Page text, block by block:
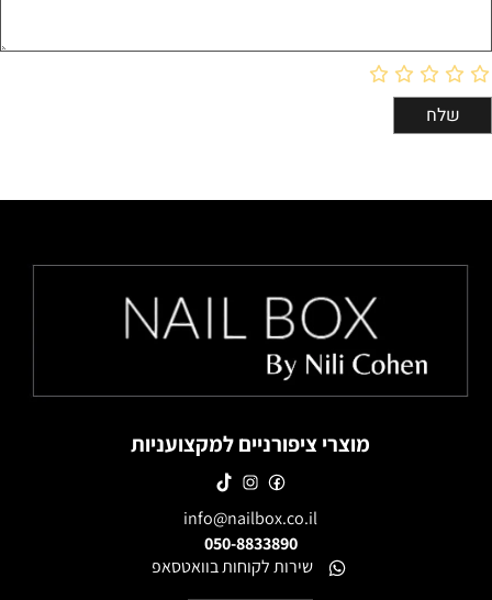
מוצרי ציפורניים למקצועניות
info@nailbox.co.il
050-8833890
שירות לקוחות בוואטסאפ